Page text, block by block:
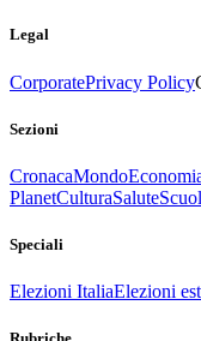
Legal
CorporatePrivacy Policy
Sezioni
CronacaMondo
PlanetCulturaSalute
Speciali
Elezioni ItaliaElezioni